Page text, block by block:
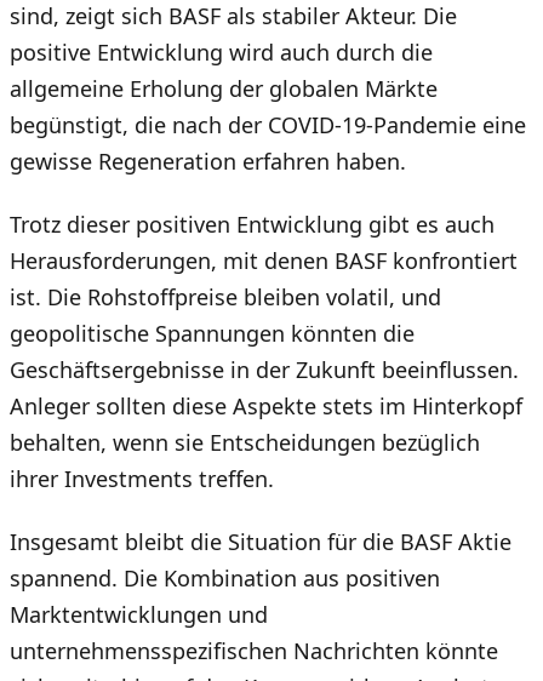
sind, zeigt sich BASF als stabiler Akteur. Die
positive Entwicklung wird auch durch die
allgemeine Erholung der globalen Märkte
begünstigt, die nach der COVID-19-Pandemie eine
gewisse Regeneration erfahren haben.
Trotz dieser positiven Entwicklung gibt es auch
Herausforderungen, mit denen BASF konfrontiert
ist. Die Rohstoffpreise bleiben volatil, und
geopolitische Spannungen könnten die
Geschäftsergebnisse in der Zukunft beeinflussen.
Anleger sollten diese Aspekte stets im Hinterkopf
behalten, wenn sie Entscheidungen bezüglich
ihrer Investments treffen.
Insgesamt bleibt die Situation für die BASF Aktie
spannend. Die Kombination aus positiven
Marktentwicklungen und
unternehmensspezifischen Nachrichten könnte